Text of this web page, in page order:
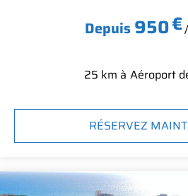
Depuis 950€
25 km à Aéroport
RÉSERVEZ